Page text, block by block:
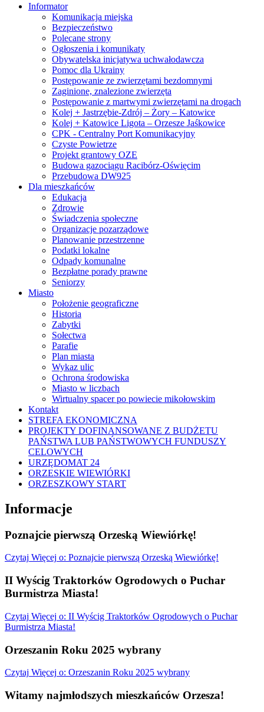
Informator
Komunikacja miejska
Bezpieczeństwo
Polecane strony
Ogłoszenia i komunikaty
Obywatelska inicjatywa uchwałodawcza
Pomoc dla Ukrainy
Postępowanie ze zwierzętami bezdomnymi
Zaginione, znalezione zwierzęta
Postępowanie z martwymi zwierzętami na drogach
Kolej + Jastrzębie-Zdrój – Żory – Katowice
Kolej + Katowice Ligota – Orzesze Jaśkowice
CPK - Centralny Port Komunikacyjny
Czyste Powietrze
Projekt grantowy OZE
Budowa gazociągu Racibórz-Oświęcim
Przebudowa DW925
Dla mieszkańców
Edukacja
Zdrowie
Świadczenia społeczne
Organizacje pozarządowe
Planowanie przestrzenne
Podatki lokalne
Odpady komunalne
Bezpłatne porady prawne
Seniorzy
Miasto
Położenie geograficzne
Historia
Zabytki
Sołectwa
Parafie
Plan miasta
Wykaz ulic
Ochrona środowiska
Miasto w liczbach
Wirtualny spacer po powiecie mikołowskim
Kontakt
STREFA EKONOMICZNA
PROJEKTY DOFINANSOWANE Z BUDŻETU
PAŃSTWA LUB PAŃSTWOWYCH FUNDUSZY
CELOWYCH
URZĘDOMAT 24
ORZESKIE WIEWIÓRKI
ORZESZKOWY START
Informacje
Poznajcie pierwszą Orzeską Wiewiórkę!
Czytaj Więcej o: Poznajcie pierwszą Orzeską Wiewiórkę!
II Wyścig Traktorków Ogrodowych o Puchar
Burmistrza Miasta!
Czytaj Więcej o: II Wyścig Traktorków Ogrodowych o Puchar
Burmistrza Miasta!
Orzeszanin Roku 2025 wybrany
Czytaj Więcej o: Orzeszanin Roku 2025 wybrany
Witamy najmłodszych mieszkańców Orzesza!